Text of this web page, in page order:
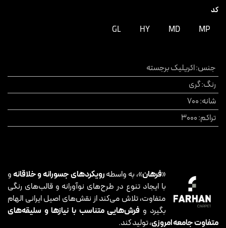
کد
MP
MD
HY
GL
جنس:اکریلیک برجسته
رنگ:گری
شانه:
700
تراکم:
3000
«فرهان»، به واسطهرویکردهای جسورانه و خلاقانهو
با ایجاد تنوع در طرح‌های نوآورانه و قالب‌های رنگی
متفاوت، تلاش می‌کند از نقش‌های اصیل ایرانی الهام
بگیرد و فرش‌هایی متناسب با نیازها و سلیقه‌های
متفاوت جامعه امروزی، تولید کند.